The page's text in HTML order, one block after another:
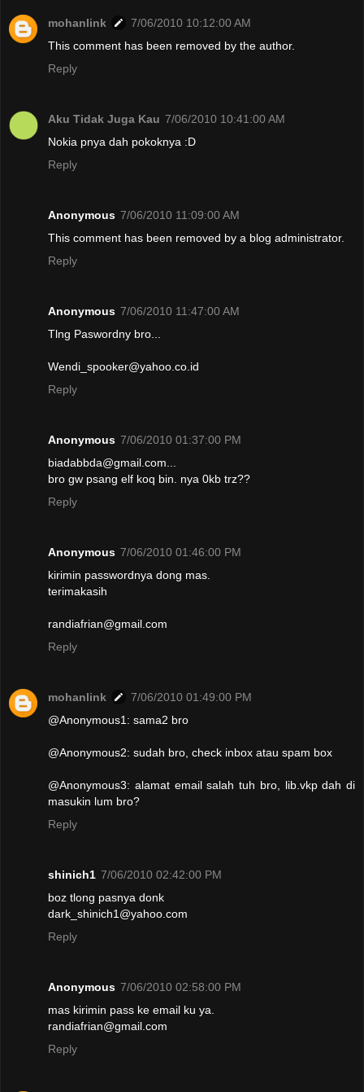
mohanlink
7/06/2010 10:12:00 AM
This comment has been removed by the author.
Reply
Aku Tidak Juga Kau 7/06/2010 10:41:00 AM
Nokia pnya dah pokoknya :D
Reply
Anonymous 7/06/2010 11:09:00 AM
This comment has been removed by a blog administrator.
Reply
Anonymous 7/06/2010 11:47:00 AM
Tlng Paswordny bro...
Wendi_spooker@yahoo.co.id
Reply
Anonymous 7/06/2010 01:37:00 PM
biadabbda@gmail.com...
bro gw psang elf koq bin. nya 0kb trz??
Reply
Anonymous 7/06/2010 01:46:00 PM
kirimin passwordnya dong mas.
terimakasih
randiafrian@gmail.com
Reply
mohanlink
7/06/2010 01:49:00 PM
@Anonymous1: sama2 bro
@Anonymous2: sudah bro, check inbox atau spam box
@Anonymous3: alamat email salah tuh bro, lib.vkp dah di
masukin lum bro?
Reply
shinich1 7/06/2010 02:42:00 PM
boz tlong pasnya donk
dark_shinich1@yahoo.com
Reply
Anonymous 7/06/2010 02:58:00 PM
mas kirimin pass ke email ku ya.
randiafrian@gmail.com
Reply